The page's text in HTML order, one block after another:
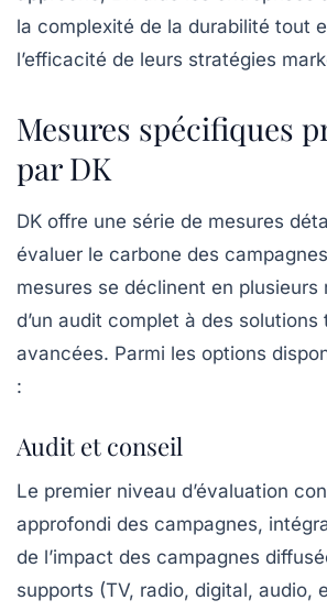
la complexité de la durabilité tout
l’efficacité de leurs stratégies
Mesures spécifiques
par DK
DK offre une série de mesures
évaluer le carbone des
mesures se déclinent en plusieurs
d’un audit complet à des solutions
avancées. Parmi les options
:
Audit et conseil
Le premier niveau d’évaluation
approfondi des campagnes,
de l’impact des campagnes
supports (TV, radio, digital, audio,